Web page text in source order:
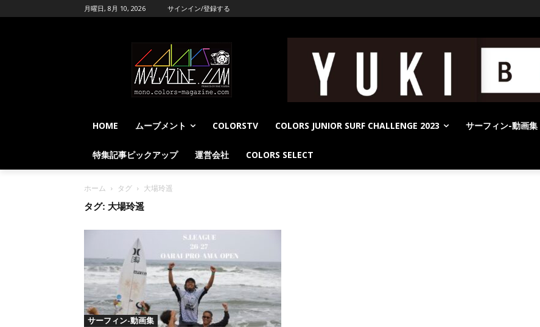
月曜日, 8月 10, 2026 サインイン/登録する
HOME ムーブメント COLORSTV COLORS JUNIOR SURF CHALLENGE 2023 サーフィン-動画集
特集記事ピックアップ 運営会社 COLORS SELECT
ホーム タグ
大場玲遥
タグ: 大場玲遥
サーフィン-動画集